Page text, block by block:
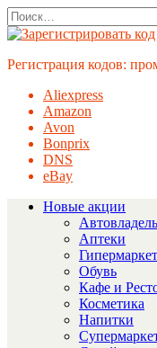
Перейти
к
содержанию
Search
for:
Регистрация кодов:
Aliexpress
Amazon
Avon
Bonprix
DNS
eBay
Новые акции
Аптеки
Обувь
Кафе и
Косметика
Напитки